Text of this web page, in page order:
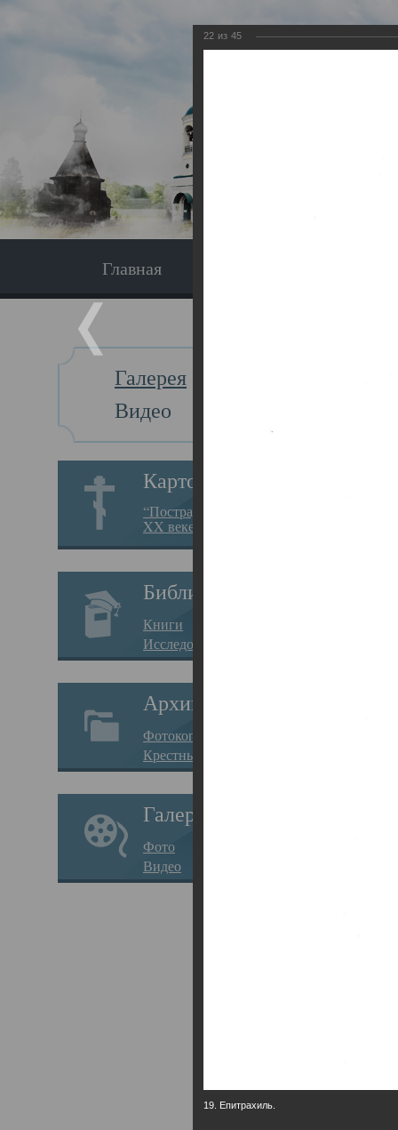
Главная
Галерея
Видео
Картотека
“Пострадавшие за веру в
XX веке на Севере”
Библиотека
Книги
Исследования
Архив
Фотокопии дел
Крестные ходы
Галерея
Фото
Видео
22 из 45
19. Епитрахиль.